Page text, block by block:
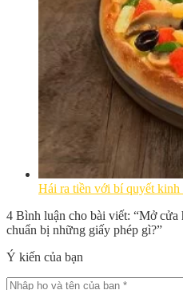
Hái ra tiền với bí quyết kinh
4 Bình luận cho bài viết: “Mở cửa
chuẩn bị những giấy phép gì?”
Ý kiến của bạn